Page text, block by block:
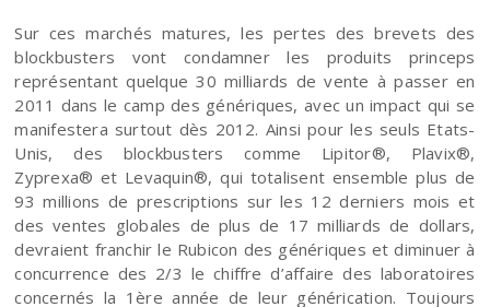
Sur ces marchés matures, les pertes des brevets des
blockbusters vont condamner les produits princeps
représentant quelque 30 milliards de vente à passer en
2011 dans le camp des génériques, avec un impact qui se
manifestera surtout dès 2012. Ainsi pour les seuls Etats-
Unis, des blockbusters comme Lipitor®, Plavix®,
Zyprexa® et Levaquin®, qui totalisent ensemble plus de
93 millions de prescriptions sur les 12 derniers mois et
des ventes globales de plus de 17 milliards de dollars,
devraient franchir le Rubicon des génériques et diminuer à
concurrence des 2/3 le chiffre d’affaire des laboratoires
concernés la 1ère année de leur générication. Toujours